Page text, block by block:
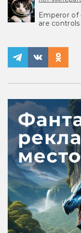
Emperor of
are